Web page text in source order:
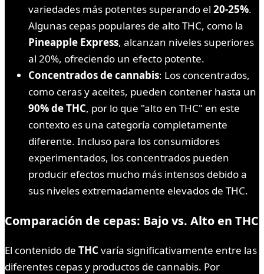
variedades más potentes superando el 20-25%.
Algunas cepas populares de alto THC, como la
Pineapple Express, alcanzan niveles superiores
al 20%, ofreciendo un efecto potente.
Concentrados de cannabis: Los concentrados,
como ceras y aceites, pueden contener hasta un
90% de THC, por lo que "alto en THC" en este
contexto es una categoría completamente
diferente. Incluso para los consumidores
experimentados, los concentrados pueden
producir efectos mucho más intensos debido a
sus niveles extremadamente elevados de THC.
Comparación de cepas: Bajo vs. Alto en THC
El contenido de THC varía significativamente entre las
diferentes cepas y productos de cannabis. Por